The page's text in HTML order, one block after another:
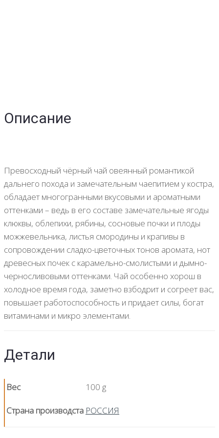
Описание
Превосходный чёрный чай овеянный романтикой
дальнего похода и замечательным чаепитием у костра,
обладает многогранными вкусовыми и ароматными
оттенками – ведь в его составе замечательные ягоды
клюквы, облепихи, рябины, сосновые почки и плоды
можжевельника, листья смородины и крапивы в
сопровождении сладко-цветочных тонов аромата, нот
древесных почек с карамельно-смолистыми и дымно-
черносливовыми оттенками. Чай особенно хорош в
холодное время года, заметно взбодрит и согреет вас,
повышает работоспособность и придает силы, богат
витаминами и микро элементами.
Детали
Вес 100 g
Страна производста РОССИЯ